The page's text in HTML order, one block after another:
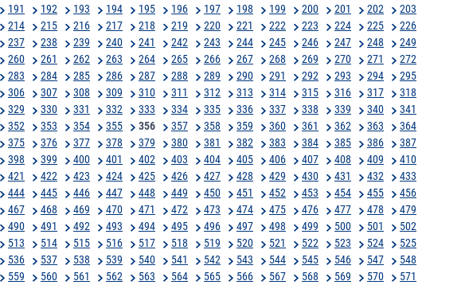
191 192 193 194 195 196 197 198 199 200 201 202
203
214 215 216 217 218 219 220 221 222 223 224 225
226
237 238 239 240 241 242 243 244 245 246 247 248
249
260 261 262 263 264 265 266 267 268 269 270 271
272
283 284 285 286 287 288 289 290 291 292 293 294
295
306 307 308 309 310 311 312 313 314 315 316 317
318
329 330 331 332 333 334 335 336 337 338 339 340
341
352 353 354 355 356 357 358 359 360 361 362 363
364
375 376 377 378 379 380 381 382 383 384 385 386
387
398 399 400 401 402 403 404 405 406 407 408 409
410
421 422 423 424 425 426 427 428 429 430 431 432
433
444 445 446 447 448 449 450 451 452 453 454 455
456
467 468 469 470 471 472 473 474 475 476 477 478
479
490 491 492 493 494 495 496 497 498 499 500 501
502
513 514 515 516 517 518 519 520 521 522 523 524
525
536 537 538 539 540 541 542 543 544 545 546 547
548
559 560 561 562 563 564 565 566 567 568 569 570
571